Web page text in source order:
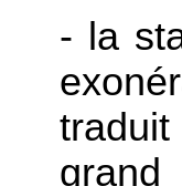
- la
traduit